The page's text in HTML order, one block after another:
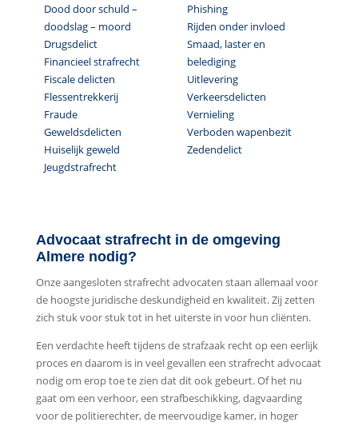
Dood door schuld –
doodslag – moord
Drugsdelict
Financieel strafrecht
Fiscale delicten
Flessentrekkerij
Fraude
Geweldsdelicten
Huiselijk geweld
Jeugdstrafrecht
Phishing
Rijden onder invloed
Smaad, laster en
belediging
Uitlevering
Verkeersdelicten
Vernieling
Verboden wapenbezit
Zedendelict
Advocaat strafrecht in de omgeving
Almere nodig?
Onze aangesloten strafrecht advocaten staan allemaal voor
de hoogste juridische deskundigheid en kwaliteit. Zij zetten
zich stuk voor stuk tot in het uiterste in voor hun cliënten.
Een verdachte heeft tijdens de strafzaak recht op een eerlijk
proces en daarom is in veel gevallen een strafrecht advocaat
nodig om erop toe te zien dat dit ook gebeurt. Of het nu
gaat om een verhoor, een strafbeschikking, dagvaarding
voor de politierechter, de meervoudige kamer, in hoger